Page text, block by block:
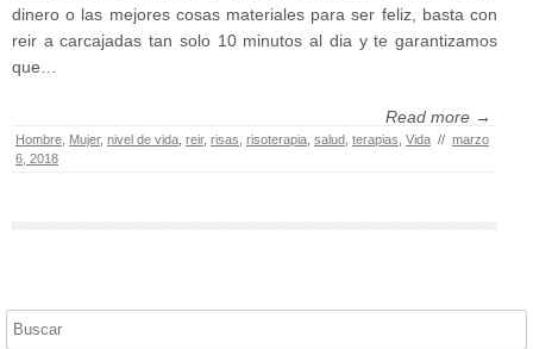
dinero o las mejores cosas materiales para ser feliz, basta con
reir a carcajadas tan solo 10 minutos al dia y te garantizamos
que…
Read more →
Hombre Mujer, nivel de vida reir, risas risoterapia salud terapias Vida // marzo
6, 2018
Buscar